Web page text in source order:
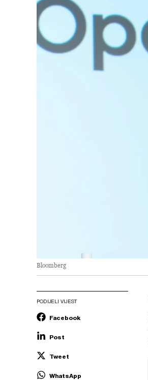
Bloomberg
PODIJELI VIJEST
Facebook
Post
Tweet
WhatsApp